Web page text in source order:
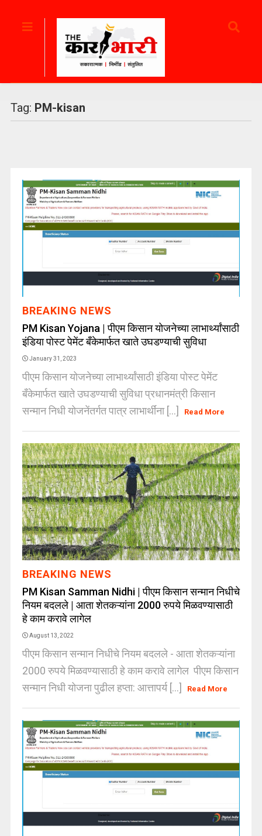
Tag: PM-kisan
BREAKING NEWS
PM Kisan Yojana | पीएम किसान योजनेच्या लाभार्थ्यांसाठी
इंडिया पोस्ट पेमेंट बँकेमार्फत खाते उघडण्याची सुविधा
January 31, 2023
पीएम किसान योजनेच्या लाभार्थ्यांसाठी इंडिया पोस्ट पेमेंट
बँकेमार्फत खाते उघडण्याची सुविधा प्रधानमंत्री किसान
सन्मान निधी योजनेंतर्गत पात्र लाभार्थींना [...]
Read More
BREAKING NEWS
PM Kisan Samman Nidhi | पीएम किसान सन्मान निधीचे
नियम बदलले | आता शेतकऱ्यांना 2000 रुपये मिळवण्यासाठी
हे काम करावे लागेल
August 13, 2022
पीएम किसान सन्मान निधीचे नियम बदलले - आता शेतकऱ्यांना
2000 रुपये मिळवण्यासाठी हे काम करावे लागेल पीएम किसान
सन्मान निधी योजना पुढील हप्ता: आत्तापर्य [...]
Read More